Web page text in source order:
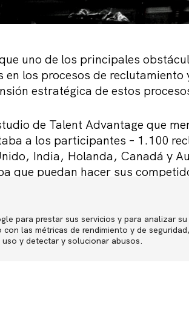
uno de los principales
en los procesos de
estratégica de estos
de Talent Advantage que
a los participantes – 1.100
India, Holanda, Canadá y
que puedan hacer sus
darnos que pensar que las tres
de las redes sociales» (50%),
c) «que inviertan en mejorar su
para prestar sus servicios y para analizar
las métricas de rendimiento y de
y detectar y solucionar abusos.